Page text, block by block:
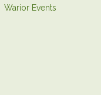
Warior Events